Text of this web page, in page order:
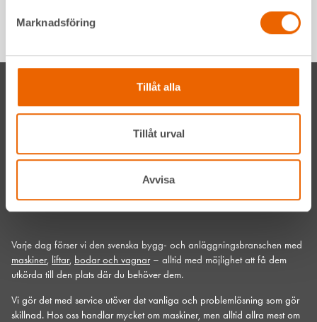
Marknadsföring
Tillåt alla
Tillåt urval
Avvisa
luft
Spikpistol, stavbandad
Hyreslandslaget är en av Sveriges ledande maskinuthyrare. Det kommer
aldrig hindra oss från att vara din lokala samarbetspartner och
personliga bollplank. Vi är ett samspelt lag med hjärtat på platserna där
Varje dag förser vi den svenska bygg- och anläggningsbranschen med
maskiner, liftar, bodar och vagnar– alltid med möjlighet att få dem
utkörda till den plats där du behöver dem.
Vi gör det med service utöver det vanliga och problemlösning som gör
skillnad. Hos oss handlar mycket om maskiner, men alltid allra mest om